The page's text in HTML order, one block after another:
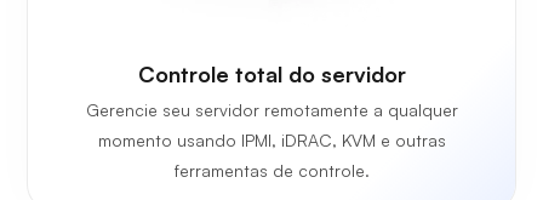
Controle total do servidor
Gerencie seu servidor remotamente a qualquer
momento usando IPMI, iDRAC, KVM e outras
ferramentas de controle.